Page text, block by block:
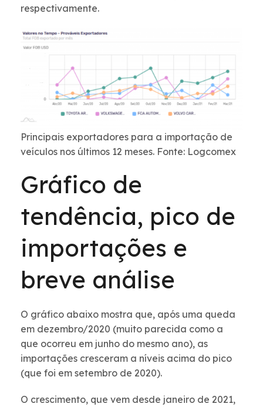
respectivamente.
Principais exportadores para a importação de
veículos nos últimos 12 meses. Fonte: Logcomex
Gráfico de
tendência, pico de
importações e
breve análise
O gráfico abaixo mostra que, após uma queda
em dezembro/2020 (muito parecida como a
que ocorreu em junho do mesmo ano), as
importações cresceram a níveis acima do pico
(que foi em setembro de 2020).
O crescimento, que vem desde janeiro de 2021,